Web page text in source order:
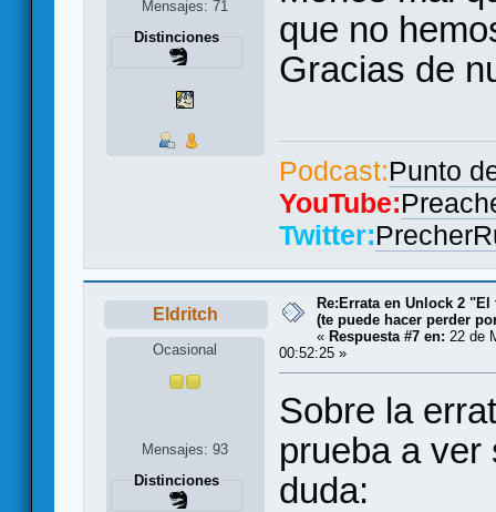
Mensajes: 71
Distinciones
que no
Gracias de
Podcast:Punto
YouTube:
Twitter:
Eldritch
Ocasional
Mensajes: 93
Distinciones
Re:Errata en Unlock 2
(te puede hacer perder
« Respuesta #7 en: 22 de
00:52:25 »
Sobre la
prueba a ver
duda: